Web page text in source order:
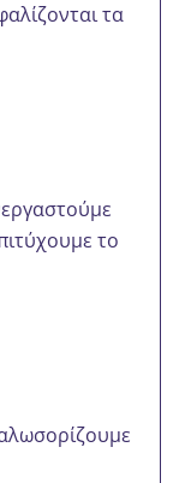
τα
το